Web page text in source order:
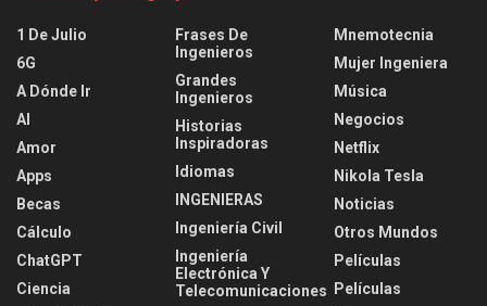
1 De Julio
6G
A Dónde Ir
AI
Amor
Apps
Becas
Cálculo
ChatGPT
Ciencia
Frases De
Ingenieros
Grandes
Ingenieros
Historias
Inspiradoras
Idiomas
INGENIERAS
Ingeniería Civil
Ingeniería
Electrónica Y
Telecomunicaciones
Mnemotecnia
Mujer Ingeniera
Música
Negocios
Netflix
Nikola Tesla
Noticias
Otros Mundos
Películas
Películas